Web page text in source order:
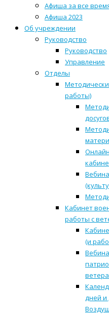
Афиша за все
Афиша 2023
Об учреждении
Руководство
Руководство
Управление
Отделы
работы)
Кабинет
работы с
(и
дней и